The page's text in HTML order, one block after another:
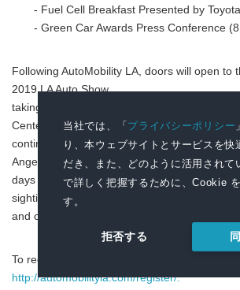
当社では、「プライバシーポリシー
り、本ウェブサイトとサービスを快
だき、また、どのように活用されて
で詳しく把握するために、Cookie
す。
拒否する
- Fuel Cell Breakfast Presented by Toyota
- Green Car Awards Press Conference
Following AutoMobility LA, doors will open to
2019 LA Auto Show,
taking place Nov. 22-Dec. 1 at the Los
Center. The LA Auto Show
continues to be one of the biggest annual
Angeles, with ten jam-packed
days of test drives, new and custom vehicle
sightings, sharable moments,
and one-of-a-kind experiences.
To register for AutoMobility LA, please visit:
http://automobilityla.com/register/.